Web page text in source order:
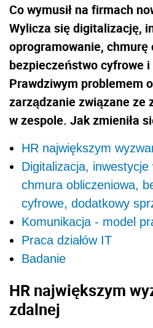
Co wymusił na firmach
Wylicza się digitalizację,
oprogramowanie, chmurę
bezpieczeństwo cyfrowe
Prawdziwym problemem
zarządzanie związane ze
w zespole. Jak zmieniła
HR największym
Digitalizacja,
chmura obliczeniowa,
cyfrowe, dodatkowy
Komunikacja - model
Praca działów IT
Badanie
HR największym
zdalnej